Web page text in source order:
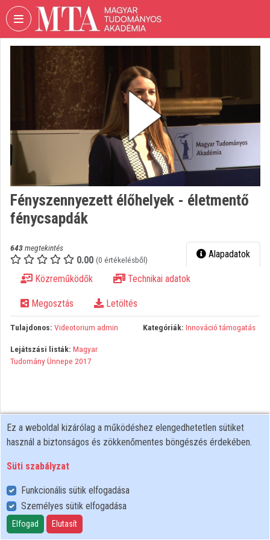
Fejléc kihagyása Menü kihagyása Tartalom kihagyása
VIDEOTORIUM
MAGYAR
TUDOMÁNYOS
AKADÉMIA
Intézményi kezdőlap
Bejelentkezés
Kategóriák
Intézményi listák
Fényszennyezett élőhelyek - életmentő
fénycsapdák
643megtekintés
0.00 (0 értékelésből) Alapadatok
Közreműködők Technikai adatok
Megosztás Letöltés
Tulajdonos: Videotorium admin Kategóriák: Innováció támogatás
Lejátszási listák: Magyar
Tudomány Ünnepe 2017
Felhasználói szabályzat
Adatkezelési tájékoztató
Süti szabályzat
Ez a weboldal kizárólag a működéshez elengedhetetlen sütiket
használ a biztonságos és zökkenőmentes böngészés érdekében.
Süti szabályzat
Funkcionális sütik elfogadása
Személyes sütik elfogadása
Elfogad Elutasít